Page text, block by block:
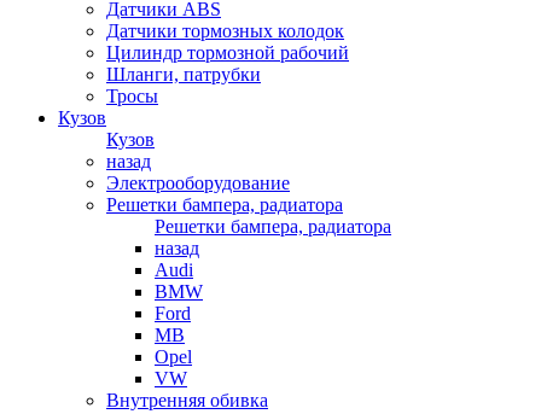
Датчики ABS
Датчики тормозных колодок
Цилиндр тормозной рабочий
Шланги, патрубки
Тросы
Кузов
Кузов
назад
Электрооборудование
Решетки бампера, радиатора
Решетки бампера, радиатора
назад
Audi
BMW
Ford
MB
Opel
VW
Внутренняя обивка